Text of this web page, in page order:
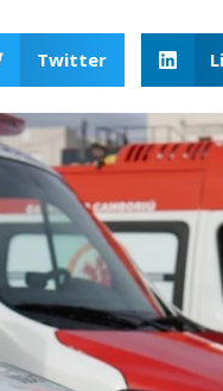
Twitter